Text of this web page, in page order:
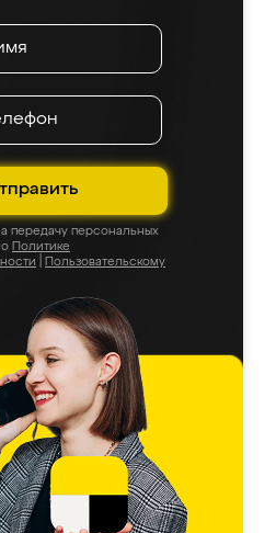
передачу персональных
Политике
Пользовательскому